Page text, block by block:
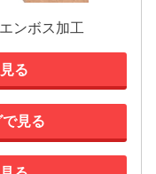
ンボス加工
る
見る